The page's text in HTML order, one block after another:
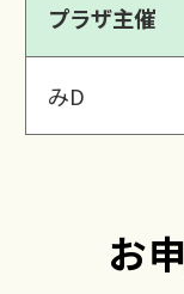
プラザ主催
みD
お